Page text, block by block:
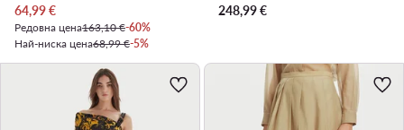
Актуална цена
64,99€
Редовна цена163,10 €-60%
Най-ниска цена68,99 €-5%
248,99€